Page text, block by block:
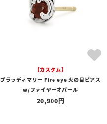
【カスタム】
ブラッディマリー Fire eye 火の目ピアス
w/ファイヤーオパール
20,900